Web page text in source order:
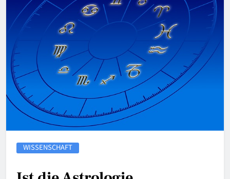
WISSENSCHAFT